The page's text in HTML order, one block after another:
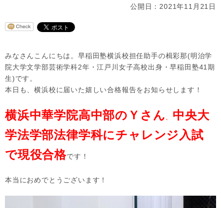
公開日：2021年11月21日
みなさんこんにちは。早稲田塾横浜校担任助手の楫彩那(明治学
院大学文学部芸術学科2年・江戸川女子高校出身・早稲田塾41期
生)です。
本日も、横浜校に届いた嬉しい合格報告をお知らせします！
横浜中華学院高中部のＹさん
中央大
学法学部法律学科にチャレンジ入試
で現役合格です！
本当におめでとうございます！